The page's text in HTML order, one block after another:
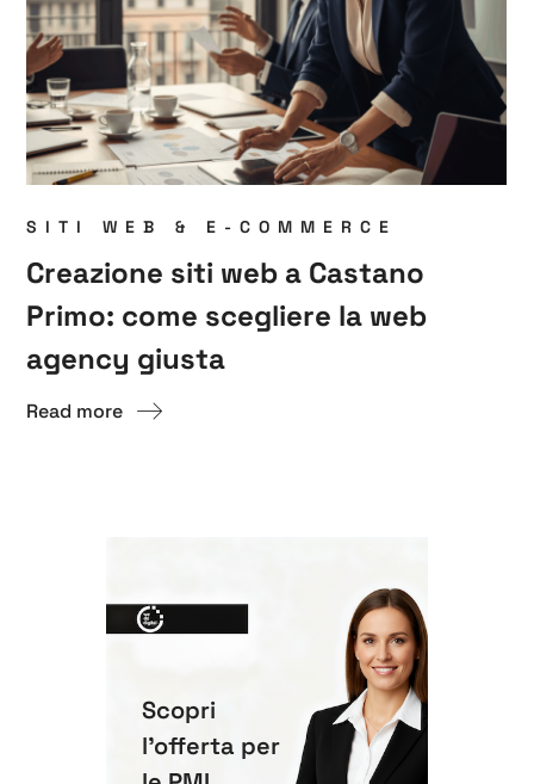
SITI WEB & E-COMMERCE
Creazione siti web a Castano
Primo: come scegliere la web
agency giusta
Read more
Scopri
l'offerta per